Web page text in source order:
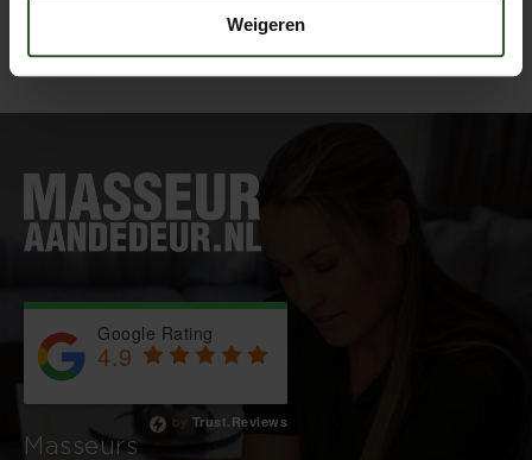
Weigeren
Google Rating
4.9
by Trust.Reviews
Masseurs